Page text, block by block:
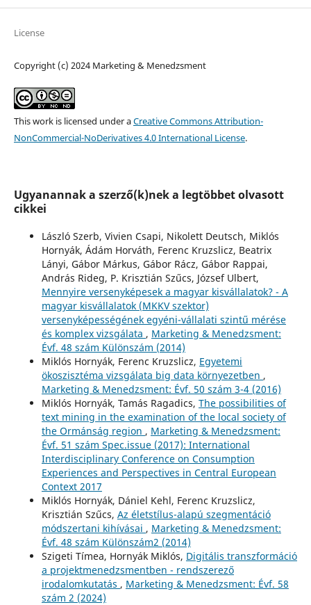
License
Copyright (c) 2024 Marketing & Menedzsment
This work is licensed under aCreative Commons Attribution-
NonCommercial-NoDerivatives 4.0 International License.
Ugyanannak a szerző(k)nek a legtöbbet olvasott
cikkei
László Szerb, Vivien Csapi, Nikolett Deutsch, Miklós
Hornyák, Ádám Horváth, Ferenc Kruzslicz, Beatrix
Lányi, Gábor Márkus, Gábor Rácz, Gábor Rappai,
András Rideg, P. Krisztián Szűcs, József Ulbert,
Mennyire versenyképesek a magyar kisvállalatok? - A
magyar kisvállalatok (MKKV szektor)
versenyképességének egyéni-vállalati szintű mérése
és komplex vizsgálata , Marketing & Menedzsment:
Évf. 48 szám Különszám (2014)
Miklós Hornyák, Ferenc Kruzslicz, Egyetemi
ökoszisztéma vizsgálata big data környezetben ,
Marketing & Menedzsment: Évf. 50 szám 3-4 (2016)
Miklós Hornyák, Tamás Ragadics, The possibilities of
text mining in the examination of the local society of
the Ormánság region , Marketing & Menedzsment:
Évf. 51 szám Spec.issue (2017): International
Interdisciplinary Conference on Consumption
Experiences and Perspectives in Central European
Context 2017
Miklós Hornyák, Dániel Kehl, Ferenc Kruzslicz,
Krisztián Szűcs, Az életstílus-alapú szegmentáció
módszertani kihívásai , Marketing & Menedzsment:
Évf. 48 szám Különszám2 (2014)
Szigeti Tímea, Hornyák Miklós, Digitális transzformáció
a projektmenedzsmentben - rendszerező
irodalomkutatás , Marketing & Menedzsment: Évf. 58
szám 2 (2024)